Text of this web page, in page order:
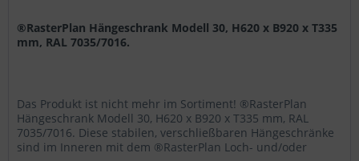
®RasterPlan Hängeschrank Modell 30, H620 x B920 x T335
mm, RAL 7035/7016.
Das Produkt ist nicht mehr im Sortiment! ®RasterPlan
Hängeschrank Modell 30, H620 x B920 x T335 mm, RAL
7035/7016. Diese stabilen, verschließbaren Hängeschränke
sind im Inneren mit dem ®RasterPlan Loch- und/oder